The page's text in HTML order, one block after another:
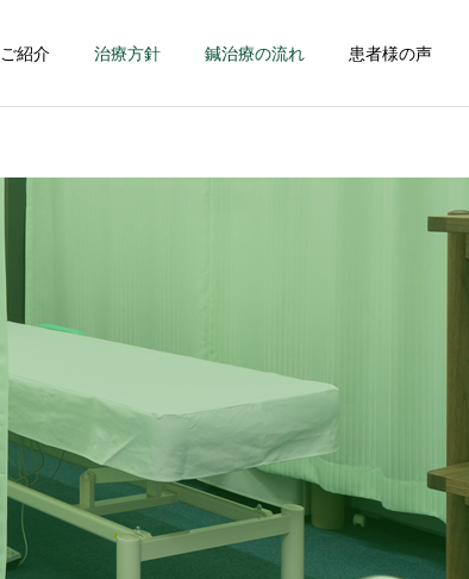
紹介 治療方針 鍼治療の流れ 患者様の声
詳細を見る
脚、膝の痛み
10月の休診日